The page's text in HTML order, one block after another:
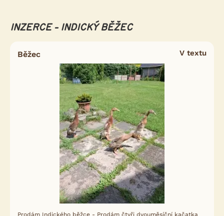
INZERCE - INDICKÝ BĚŽEC
Běžec V textu
Prodám Indického běžce - Prodám čtyři dvouměsíční kačatka